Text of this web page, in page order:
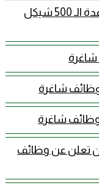
التنمية الاجتماعية تُعلن صرف مساعدة الـ 500 شيكل
وظائف شاغرة
تعلن عن وظائف